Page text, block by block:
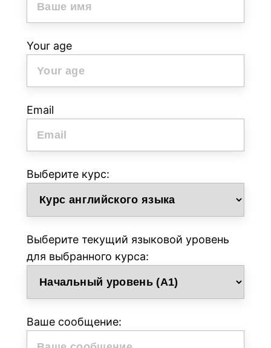
Your age
Email
Выберите курс:
Выберите текущий языковой уровень
для выбранного курса:
Ваше сообщение: